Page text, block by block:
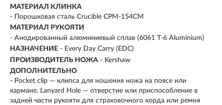
МАТЕРИАЛ КЛИНКА
-
Порошковая сталь Crucible CPM-154CM
МАТЕРИАЛ РУКОЯТИ
- Анодированный алюминиевый сплав (6061 T-6 Aluminium)
НАЗНАЧЕНИЕ - Every Day Carry (EDC)
ПРОИЗВОДИТЕЛЬ НОЖА - Kershaw
ДОПОЛНИТЕЛЬНО
- Pocket clip — клипса для ношения ножа на поясе или
кармане. Lanyard Hole — отверстие или приспособление в
задней части рукояти для страховочного корда или ремня